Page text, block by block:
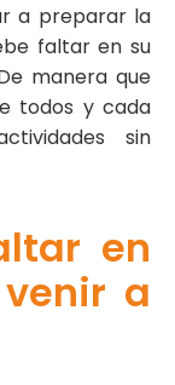
a preparar la
faltar en su
manera que
todos y cada
sin
en
a